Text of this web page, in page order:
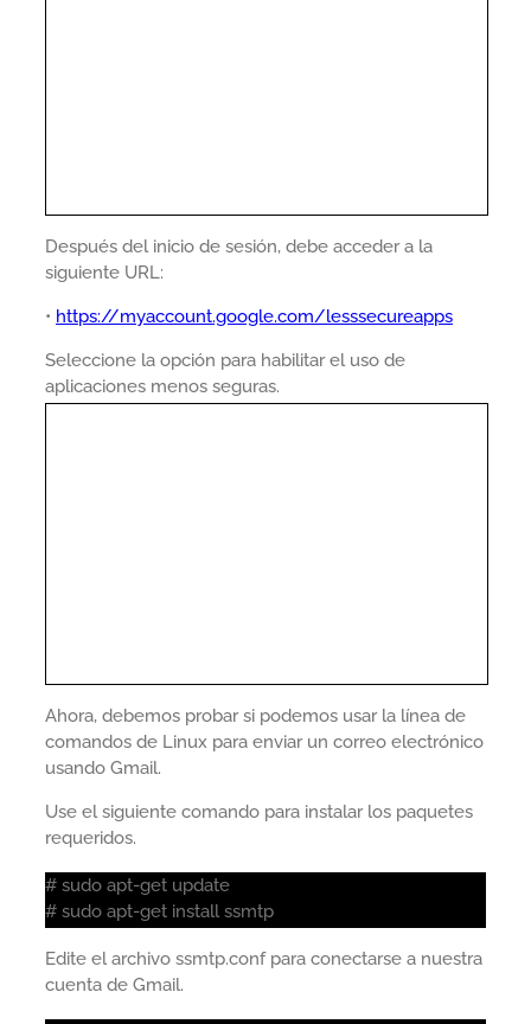
Después del inicio de sesión, debe acceder a la
siguiente URL:
• https://myaccount.google.com/lesssecureapps
Seleccione la opción para habilitar el uso de
aplicaciones menos seguras.
Ahora, debemos probar si podemos usar la línea de
comandos de Linux para enviar un correo electrónico
usando Gmail.
Use el siguiente comando para instalar los paquetes
requeridos.
# sudo apt-get update
# sudo apt-get install ssmtp
Edite el archivo ssmtp.conf para conectarse a nuestra
cuenta de Gmail.